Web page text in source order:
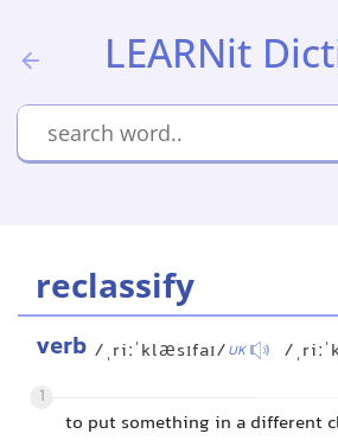
LEARNit
reclassify
verb /ˌriːˈklæsɪfaɪ/UK /
1
to put something in a different